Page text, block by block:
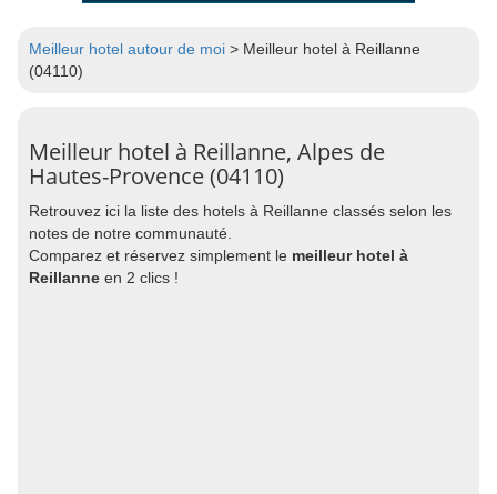
Meilleur hotel autour de moi > Meilleur hotel à Reillanne
(04110)
Meilleur hotel à Reillanne, Alpes de
Hautes-Provence (04110)
Retrouvez ici la liste des hotels à Reillanne classés selon les
notes de notre communauté.
Comparez et réservez simplement le meilleur hotel à
Reillanne en 2 clics !